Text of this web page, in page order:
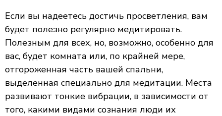
Если вы надеетесь достичь просветления, вам
будет полезно регулярно медитировать.
Полезным для всех, но, возможно, особенно для
вас, будет комната или, по крайней мере,
отгороженная часть вашей спальни,
выделенная специально для медитации. Места
развивают тонкие вибрации, в зависимости от
того, какими видами сознания люди их